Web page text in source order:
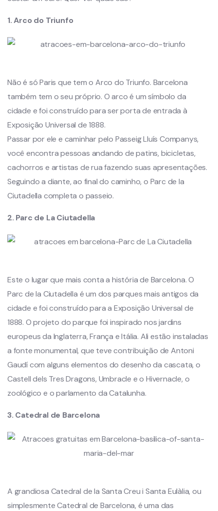
1. Arco do Triunfo
Não é só Paris que tem o Arco do Triunfo. Barcelona
também tem o seu próprio. O arco é um símbolo da
cidade e foi construído para ser porta de entrada à
Exposição Universal de 1888.
Passar por ele e caminhar pelo Passeig Lluís Companys,
você encontra pessoas andando de patins, bicicletas,
cachorros e artistas de rua fazendo suas apresentações.
Seguindo a diante, ao final do caminho, o Parc de la
Ciutadella completa o passeio.
2. Parc de La Ciutadella
Este o lugar que mais conta a história de Barcelona. O
Parc de la Ciutadella é um dos parques mais antigos da
cidade e foi construído para a Exposição Universal de
1888. O projeto do parque foi inspirado nos jardins
europeus da Inglaterra, França e Itália. Ali estão instaladas
a fonte monumental, que teve contribuição de Antoni
Gaudí com alguns elementos do desenho da cascata, o
Castell dels Tres Dragons, Umbracle e o Hivernacle, o
zoológico e o parlamento da Catalunha.
3. Catedral de Barcelona
A grandiosa Catedral de la Santa Creu i Santa Eulàlia, ou
simplesmente Catedral de Barcelona, é uma das